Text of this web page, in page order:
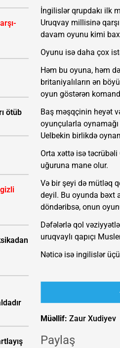
ötüb
İngilislər qrupdakı ilk
Uruqvay millisinə
davam oyunu kimi
Oyunu isə daha çox
Həm bu oyuna, həm
britaniyalıların ən
oyun göstərən
Baş məşqçinin heyət
oyunçularla
Uelbekin birlikdə
Orta xəttə isə
uğuruna mane olur.
Və bir şeyi də mütləq
deyil. Bu oyunda bəxt
döndəribsə, onun
Dəfələrlə qol
uruqvaylı qapıçı
Nəticə isə ingilislər
Müəllif: Zaur Xudiyev
Paylaş